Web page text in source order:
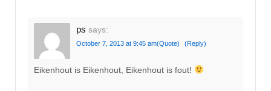
ps says:
October 7, 2013 at 9:45 am(Quote) (Reply)
Eikenhout is Eikenhout, Eikenhout is fout!